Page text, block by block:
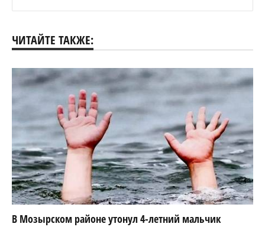
ЧИТАЙТЕ ТАКЖЕ:
В Мозырском районе утонул 4-летний мальчик